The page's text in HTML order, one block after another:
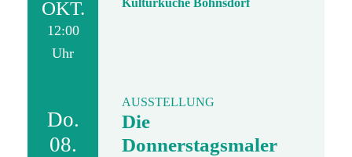
OKT.
12:00
Uhr
Kulturküche Bohnsdorf
Do.
08.
AUSSTELLUNG
Die
Donnerstagsmaler